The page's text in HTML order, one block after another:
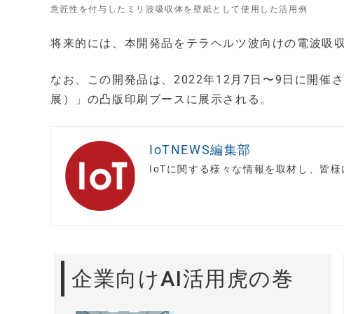
意匠性を付与したミリ波吸収体を壁紙として使用した活用例
将来的には、本開発品をテラヘルツ波向けの電波吸
なお、この開発品は、2022年12月7日〜9日に開催
展）」の凸版印刷ブースに展示される。
IoTNEWS編集部
IoTに関する様々な情報を取材し、皆様
企業向けAI活用虎の巻